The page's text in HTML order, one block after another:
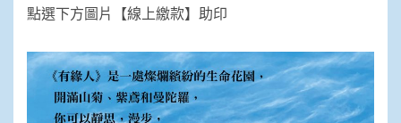
點選下方圖片【線上繳款】助印